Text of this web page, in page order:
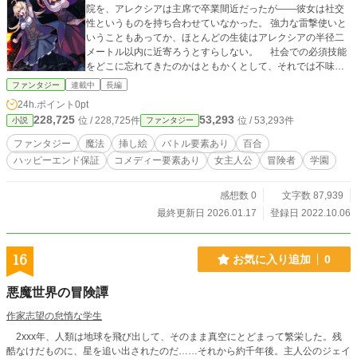
院を、アレクシアは主席で卒業間近だったが――彼女は社交
性というものを持ち合わせていなかった。 強力な雷撃使いと
いうこともあってか、ほとんどの生徒はアレクシアの半径二
メートル以内に近寄ろうとすらしない。 社会での必須技能
をどこに忘れてきたのかはともかくとして、それでは不味か
ろうという導師の思いやりという名の謀略により、アレクシ
手配しておいた銀髪お姉さんの申し出を袖にした挙句、野良
でパーティーを組んでしまう。 それで上手くやって行ける
のならそこでフィナーレというお話。冒険は失敗に終わって
しまう。 危ないところを助けられたという立場上、アレク
シアは嫌々ながらも銀髪お姉さんヴィオラとパーティーを組
※イラストはタイトルに☆がついている節にだけあります。
※改定版です。 ※挿絵提供 Azu様（Pixiv ID 4620328、Twit
ファンタジー 連載中 長編
24h.ポイント 0pt
小説 228,725 位 / 228,725件 ファンタジー 53,293 位 / 53,293件
ファンタジー 魔法 挿し絵 バトル要素あり
百合
ハッピーエンド保証
コメディー要素あり 女主人公 冒険者 学園
感想数 0
文字数 87,939
最終更新日 2026.01.17
登録日 2022.10.06
16 お気に入り追加 0
悪魔世界の冒険譚
作家志望の怠惰な学生
2xxx年、人類は地球を飛び出して、そのまま真空にとどまって繁栄した。残
酷なけだものに、星を追い出されたのだ……それから約千年後。主人公のジェイ